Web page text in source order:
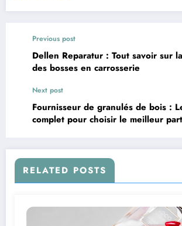
Previous post
Dellen Reparatur : Tout savoir sur
des bosses en carrosserie
Next post
Fournisseur de granulés de bois :
complet pour choisir le meilleur
RELATED POSTS